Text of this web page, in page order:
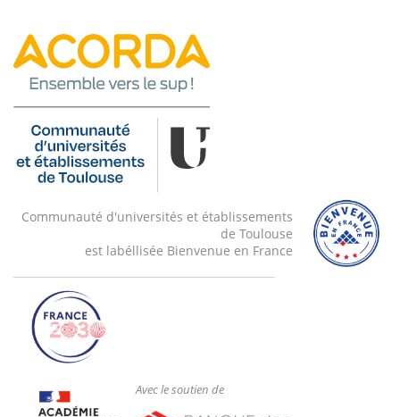
Communauté d'universités et établissements
de Toulouse
est labéllisée Bienvenue en France
Avec le soutien de